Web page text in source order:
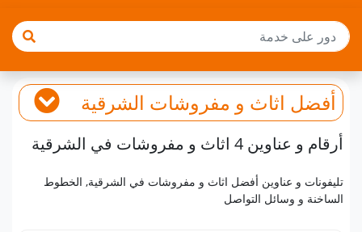
أفضل اثاث و مفروشات الشرقية
أرقام و عناوين 4 اثاث و مفروشات في الشرقية
تليفونات و عناوين أفضل اثاث و مفروشات في الشرقية, الخطوط
الساخنة و وسائل التواصل